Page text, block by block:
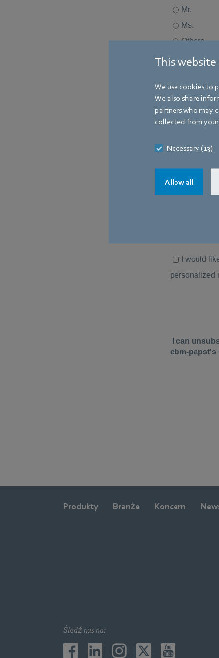
This website
We use cookies to
We also share
partners who may
collected from
Necessary (13)
Allow all
Produkty Branże Koncern
Śledź nas na: